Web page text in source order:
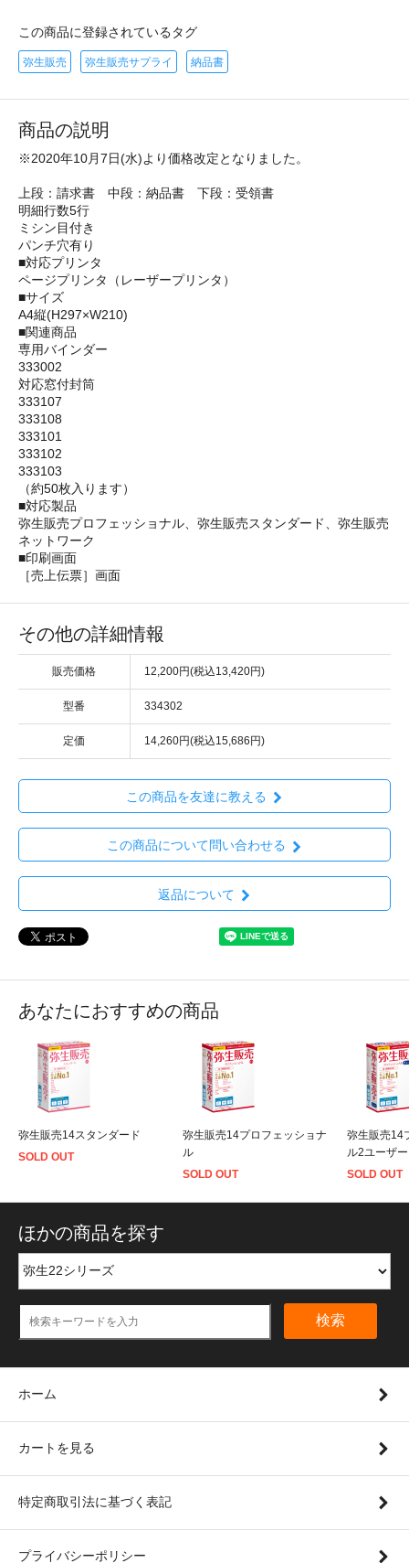
この商品に登録されているタグ
弥生販売 弥生販売サプライ 納品書
商品の説明
※2020年10月7日(水)より価格改定となりました。
上段：請求書 中段：納品書 下段：受領書
明細行数5行
ミシン目付き
パンチ穴有り
■対応プリンタ
ページプリンタ（レーザープリンタ）
■サイズ
A4縦(H297×W210)
■関連商品
専用バインダー
333002
対応窓付封筒
333107
333108
333101
333102
333103
（約50枚入ります）
■対応製品
弥生販売プロフェッショナル、弥生販売スタンダード、弥生販売
ネットワーク
■印刷画面
［売上伝票］画面
その他の詳細情報
販売価格 12,200円(税込13,420円)
型番 334302
定価 14,260円(税込15,686円)
この商品を友達に教える
この商品について問い合わせる
返品について
あなたにおすすめの商品
弥生販売14スタンダード
SOLD OUT
弥生販売14プロフェッショナ
ル
SOLD OUT
弥生販売14
ル2ユーザー
SOLD OUT
ほかの商品を探す
検索
ホーム
カートを見る
特定商取引法に基づく表記
プライバシーポリシー